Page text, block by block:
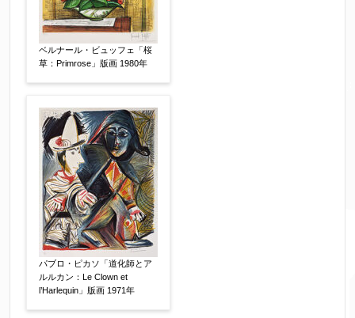
ベルナール・ビュッフェ「桜
草：Primrose」版画 1980年
パブロ・ピカソ「道化師とア
ルルカン：Le Clown et
l’Harlequin」版画 1971年